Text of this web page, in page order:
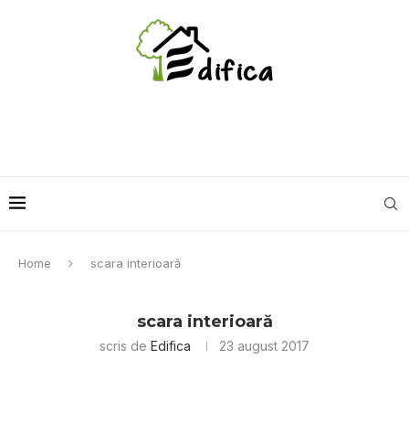
Home scara interioară
scara interioară
scris de Edifica 23 august 2017